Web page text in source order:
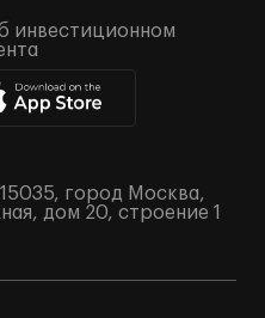
инвестиционном
город Москва,
дом 20, строение 1